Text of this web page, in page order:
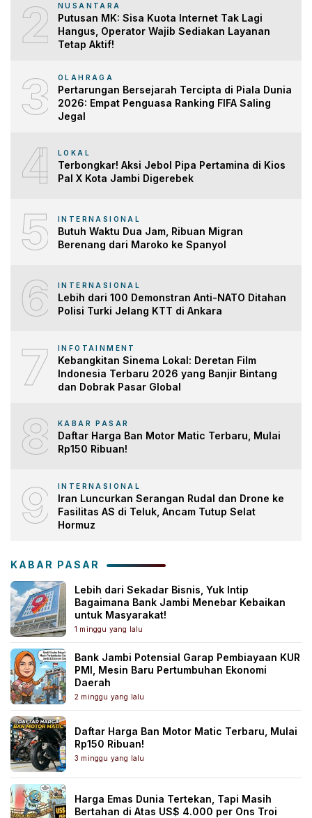
2 NUSANTARA
Putusan MK: Sisa Kuota Internet Tak Lagi
Hangus, Operator Wajib Sediakan Layanan
Tetap Aktif!
3 OLAHRAGA
Pertarungan Bersejarah Tercipta di Piala Dunia
2026: Empat Penguasa Ranking FIFA Saling
Jegal
4 LOKAL
Terbongkar! Aksi Jebol Pipa Pertamina di Kios
Pal X Kota Jambi Digerebek
5 INTERNASIONAL
Butuh Waktu Dua Jam, Ribuan Migran
Berenang dari Maroko ke Spanyol
6 INTERNASIONAL
Lebih dari 100 Demonstran Anti-NATO Ditahan
Polisi Turki Jelang KTT di Ankara
7 INFOTAINMENT
Kebangkitan Sinema Lokal: Deretan Film
Indonesia Terbaru 2026 yang Banjir Bintang
dan Dobrak Pasar Global
8 KABAR PASAR
Daftar Harga Ban Motor Matic Terbaru, Mulai
Rp150 Ribuan!
9 INTERNASIONAL
Iran Luncurkan Serangan Rudal dan Drone ke
Fasilitas AS di Teluk, Ancam Tutup Selat
Hormuz
KABAR PASAR
Lebih dari Sekadar Bisnis, Yuk Intip
Bagaimana Bank Jambi Menebar Kebaikan
untuk Masyarakat!
1 minggu yang lalu
Bank Jambi Potensial Garap Pembiayaan KUR
PMI, Mesin Baru Pertumbuhan Ekonomi
Daerah
2 minggu yang lalu
Daftar Harga Ban Motor Matic Terbaru, Mulai
Rp150 Ribuan!
3 minggu yang lalu
Harga Emas Dunia Tertekan, Tapi Masih
Bertahan di Atas US$ 4.000 per Ons Troi